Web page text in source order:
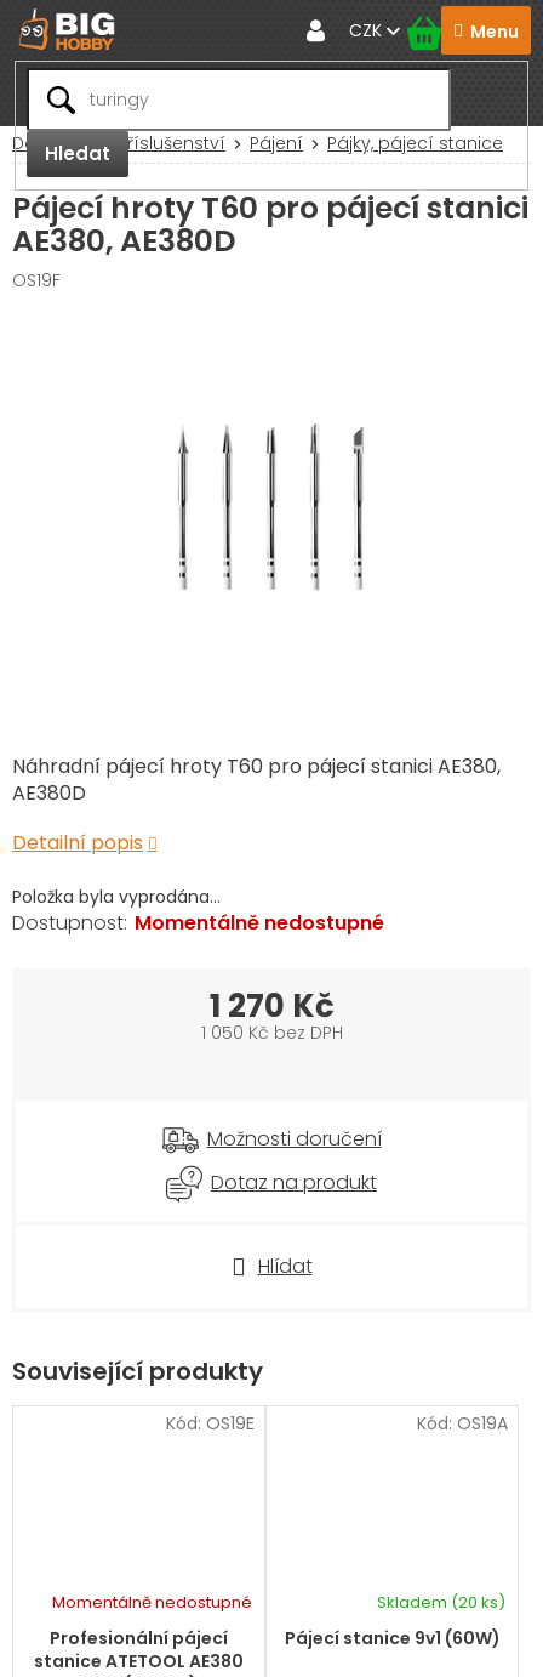
Přejít
na
obsah
Hledat
CZK
Domů RC Příslušenství Pájení Pájky, pájecí stanice
Pájecí hroty T60 pro pájecí stanici
AE380, AE380D
OS19F
Položka byla vyprodána…
Náhradní pájecí hroty T60 pro pájecí stanici AE380,
AE380D
Detailní popis
Hlídat
Momentálně nedostupné
1 270 Kč
1 050 Kč bez DPH
Možnosti doručení
Dotaz na produkt
Související produkty
Profesionální pájecí
stanice ATETOOL AE380
Momentálně nedostupné
Kód: OS19E
Pájecí stanice 9v1 (60W)
Skladem (20 ks)
Kód: OS19A